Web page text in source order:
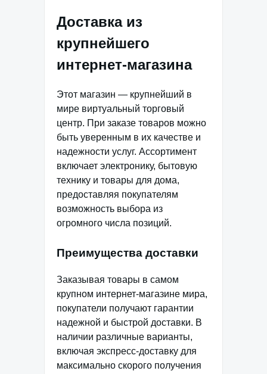
Доставка из
крупнейшего
интернет-магазина
Этот магазин — крупнейший в
мире виртуальный торговый
центр. При заказе товаров можно
быть уверенным в их качестве и
надежности услуг. Ассортимент
включает электронику, бытовую
технику и товары для дома,
предоставляя покупателям
возможность выбора из
огромного числа позиций.
Преимущества доставки
Заказывая товары в самом
крупном интернет-магазине мира,
покупатели получают гарантии
надежной и быстрой доставки. В
наличии различные варианты,
включая экспресс-доставку для
максимально скорого получения